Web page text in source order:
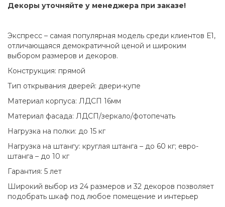
Декоры уточняйте у менеджера при заказе!
Экспресс – самая популярная модель среди клиентов Е1,
отличающаяся демократичной ценой и широким
выбором размеров и декоров.
Конструкция: прямой
Тип открывания дверей: двери-купе
Материал корпуса: ЛДСП 16мм
Материал фасада: ЛДСП/зеркало/фотопечать
Нагрузка на полки: до 15 кг
Нагрузка на штангу: круглая штанга – до 60 кг; евро-
штанга – до 10 кг
Гарантия: 5 лет
Широкий выбор из 24 размеров и 32 декоров позволяет
подобрать шкаф под любое помещение и интерьер